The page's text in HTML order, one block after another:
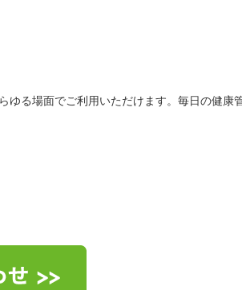
ゆる場面でご利用いただけます。毎日の健康